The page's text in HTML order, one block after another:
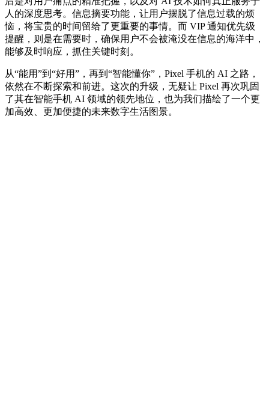
人的深度思考。信息摘要功能，让用户摆脱了信息过载的烦
恼，将宝贵的时间留给了更重要的事情。而 VIP 通知优先级
提醒，则是在需要时，确保用户不会被淹没在信息的海洋中，
能够及时响应，抓住关键时刻。
从“能用”到“好用”，再到“智能懂你”，Pixel 手机的 AI 之路，
依然在不断探索和前进。这次的升级，无疑让 Pixel 再次巩固
了其在智能手机 AI 领域的领先地位，也为我们描绘了一个更
加高效、更加便捷的未来数字生活图景。